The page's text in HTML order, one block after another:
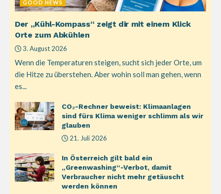
GOOD NEWS
Der „Kühl-Kompass“ zeigt dir mit einem Klick
Orte zum Abkühlen
3. August 2026
Wenn die Temperaturen steigen, sucht sich jeder Orte, um
die Hitze zu überstehen. Aber wohin soll man gehen, wenn
es...
CO₂-Rechner beweist: Klimaanlagen
sind fürs Klima weniger schlimm als wir
glauben
21. Juli 2026
In Österreich gilt bald ein
„Greenwashing“-Verbot, damit
Verbraucher nicht mehr getäuscht
werden können